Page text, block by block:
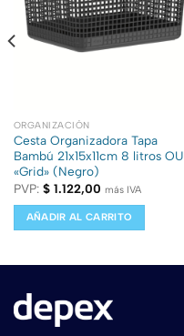
ORGANIZACIÓN
Cesta Organizadora Tapa
Bambú 21x15x11cm 8 litros OU
«Grid» (Negro)
PVP: $1.122,00 más IVA
AÑADIR AL CARRITO